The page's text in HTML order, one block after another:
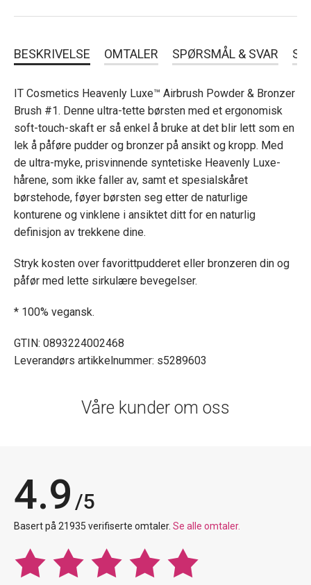
BESKRIVELSE OMTALER SPØRSMÅL & SVAR
IT Cosmetics Heavenly Luxe™ Airbrush Powder & Bronzer
Brush #1. Denne ultra-tette børsten med et ergonomisk
soft-touch-skaft er så enkel å bruke at det blir lett som en
lek å påføre pudder og bronzer på ansikt og kropp. Med
de ultra-myke, prisvinnende syntetiske Heavenly Luxe-
hårene, som ikke faller av, samt et spesialskåret
børstehode, føyer børsten seg etter de naturlige
konturene og vinklene i ansiktet ditt for en naturlig
definisjon av trekkene dine.
Stryk kosten over favorittpudderet eller bronzeren din og
påfør med lette sirkulære bevegelser.
* 100% vegansk.
GTIN: 0893224002468
Leverandørs artikkelnummer: s5289603
Våre kunder om oss
4.9 /5
Basert på 21935 verifiserte omtaler. Se alle omtaler.